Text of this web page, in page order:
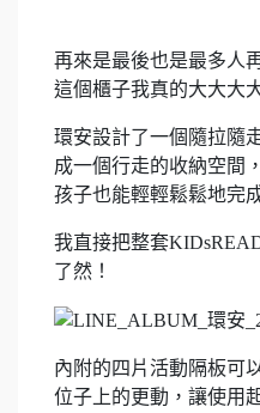
再來是最後也是最多人
這個櫃子我真的大大大
環安設計了一個隨拉隨
成一個行走的收納空間
孩子也能輕輕鬆鬆地完
我直接把整套
了然！
內附的四片活動隔板可
位子上的更動，讓使用